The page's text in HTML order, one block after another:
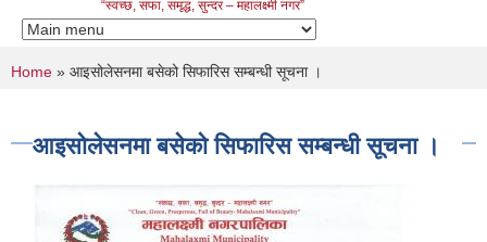
“स्वच्छ, सफा, समृद्ध, सुन्दर – महालक्ष्मी नगर”
You are here
Home » आइसोलेसनमा बसेको सिफारिस सम्बन्धी सूचना ।
आइसोलेसनमा बसेको सिफारिस सम्बन्धी सूचना ।